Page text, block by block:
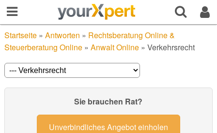
Startseite» Antworten » Rechtsberatung Online &
Steuerberatung Online» Anwalt Online» Verkehrsrecht
Sie brauchen Rat?
Unverbindliches Angebot einholen